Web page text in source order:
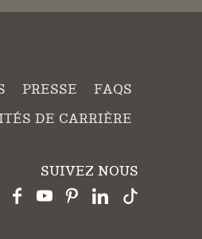
PRESSE
FAQS
DE CARRIÈRE
SUIVEZ NOUS